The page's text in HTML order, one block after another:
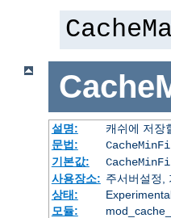
설명:
캐쉬에 저장
문법:
기본값:
사용장소: 주서버설정,
상태:
모듈: